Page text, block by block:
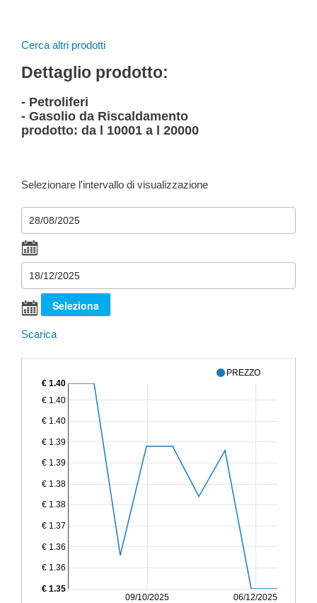
Cerca altri prodotti
Dettaglio prodotto:
- Petroliferi
- Gasolio da Riscaldamento
prodotto: da l 10001 a l 20000
Selezionare l'intervallo di visualizzazione
Scarica
PREZZO
09/10/2025 06/12/2025
€ 1.36
€ 1.36
€ 1.37
€ 1.38
€ 1.38
€ 1.39
€ 1.39
€ 1.40
€ 1.40
€ 1.35
€ 1.40